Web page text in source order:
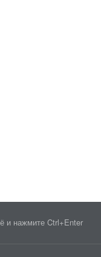
и нажмите Ctrl+Enter